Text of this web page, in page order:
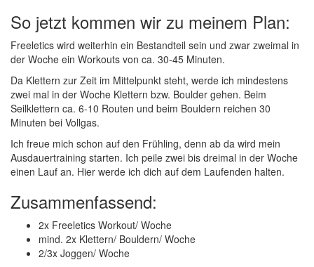
So jetzt kommen wir zu meinem Plan:
Freeletics wird weiterhin ein Bestandteil sein und zwar zweimal in
der Woche ein Workouts von ca. 30-45 Minuten.
Da Klettern zur Zeit im Mittelpunkt steht, werde ich mindestens
zwei mal in der Woche Klettern bzw. Boulder gehen. Beim
Seilklettern ca. 6-10 Routen und beim Bouldern reichen 30
Minuten bei Vollgas.
Ich freue mich schon auf den Frühling, denn ab da wird mein
Ausdauertraining starten. Ich peile zwei bis dreimal in der Woche
einen Lauf an. Hier werde ich dich auf dem Laufenden halten.
Zusammenfassend:
2x Freeletics Workout/ Woche
mind. 2x Klettern/ Bouldern/ Woche
2/3x Joggen/ Woche